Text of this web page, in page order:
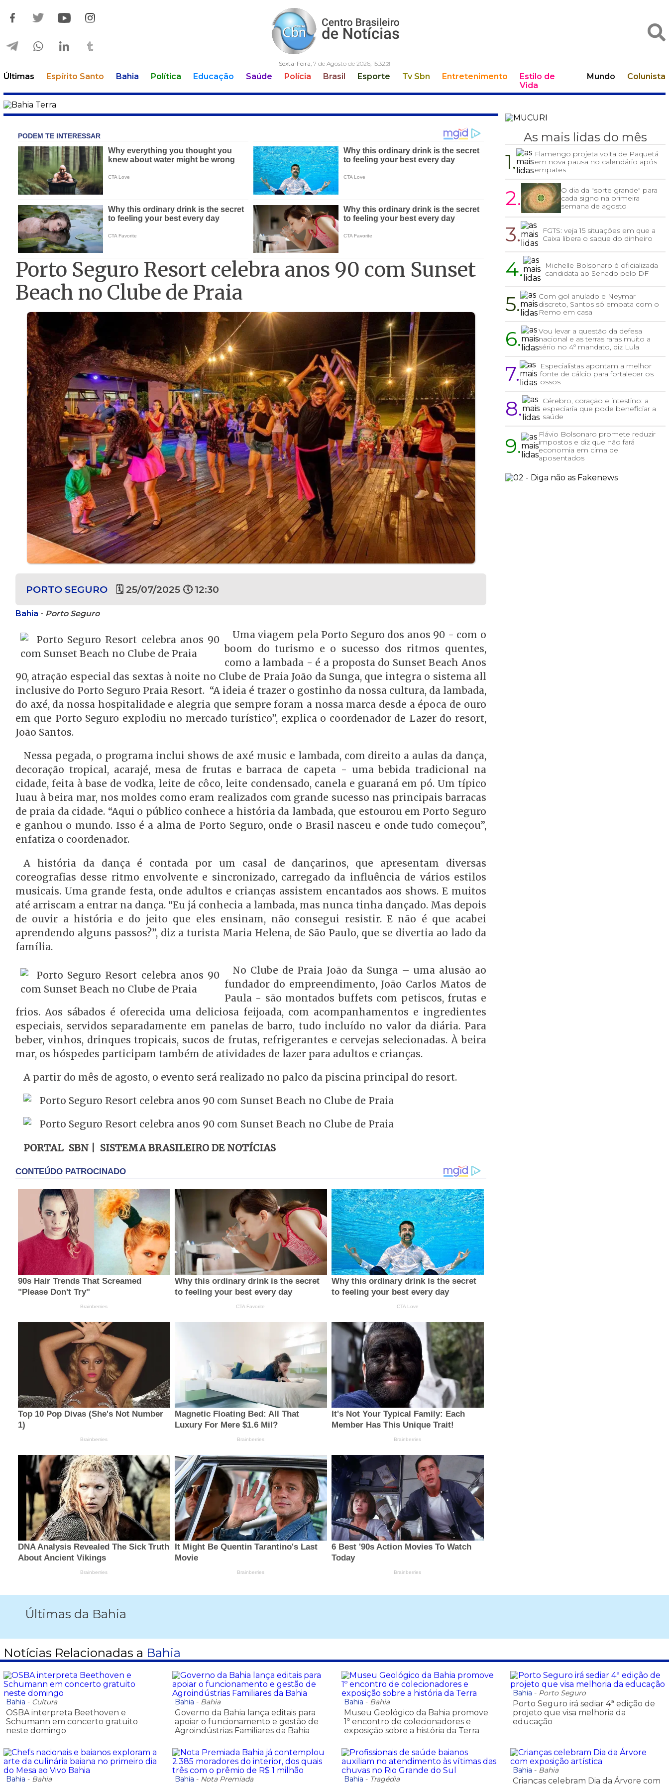
Sexta-Feira, 7 de Agosto de 2026, 15:32:22
Últimas Espírito Santo Bahia Política Educação Saúde Polícia Brasil Esporte Tv Sbn Entretenimento
Estilo de
Vida
Mundo Colunista
Porto Seguro Resort celebra anos 90 com Sunset
Beach no Clube de Praia
PORTO SEGURO 🗓 25/07/2025 🕔 12:30
Bahia - Porto Seguro
Uma viagem pela Porto Seguro dos anos 90 - com o
boom do turismo e o sucesso dos ritmos quentes,
como a lambada - é a proposta do Sunset Beach Anos
90, atração especial das sextas à noite no Clube de Praia João da Sunga, que integra o sistema all
inclusive do Porto Seguro Praia Resort. “A ideia é trazer o gostinho da nossa cultura, da lambada,
do axé, da nossa hospitalidade e alegria que sempre foram a nossa marca desde a época de ouro
em que Porto Seguro explodiu no mercado turístico”, explica o coordenador de Lazer do resort,
João Santos.
Nessa pegada, o programa inclui shows de axé music e lambada, com direito a aulas da dança,
decoração tropical, acarajé, mesa de frutas e barraca de capeta - uma bebida tradicional na
cidade, feita à base de vodka, leite de côco, leite condensado, canela e guaraná em pó. Um típico
luau à beira mar, nos moldes como eram realizados com grande sucesso nas principais barracas
de praia da cidade. “Aqui o público conhece a história da lambada, que estourou em Porto Seguro
e ganhou o mundo. Isso é a alma de Porto Seguro, onde o Brasil nasceu e onde tudo começou”,
enfatiza o coordenador.
A história da dança é contada por um casal de dançarinos, que apresentam diversas
coreografias desse ritmo envolvente e sincronizado, carregado da influência de vários estilos
musicais. Uma grande festa, onde adultos e crianças assistem encantados aos shows. E muitos
até arriscam a entrar na dança. “Eu já conhecia a lambada, mas nunca tinha dançado. Mas depois
de ouvir a história e do jeito que eles ensinam, não consegui resistir. E não é que acabei
aprendendo alguns passos?”, diz a turista Maria Helena, de São Paulo, que se divertia ao lado da
família.
No Clube de Praia João da Sunga – uma alusão ao
fundador do empreendimento, João Carlos Matos de
Paula - são montados buffets com petiscos, frutas e
frios. Aos sábados é oferecida uma deliciosa feijoada, com acompanhamentos e ingredientes
especiais, servidos separadamente em panelas de barro, tudo incluído no valor da diária. Para
beber, vinhos, drinques tropicais, sucos de frutas, refrigerantes e cervejas selecionadas. À beira
mar, os hóspedes participam também de atividades de lazer para adultos e crianças.
A partir do mês de agosto, o evento será realizado no palco da piscina principal do resort.
PORTAL SBN | SISTEMA BRASILEIRO DE NOTÍCIAS
As mais lidas do mês
1.
Flamengo projeta volta de Paquetá
em nova pausa no calendário após
empates
2.
O dia da "sorte grande" para
cada signo na primeira
semana de agosto
3.
FGTS: veja 15 situações em que a
Caixa libera o saque do dinheiro
4.
Michelle Bolsonaro é oficializada
candidata ao Senado pelo DF
5.
Com gol anulado e Neymar
discreto, Santos só empata com o
Remo em casa
6.
Vou levar a questão da defesa
nacional e as terras raras muito a
sério no 4º mandato, diz Lula
7.
Especialistas apontam a melhor
fonte de cálcio para fortalecer os
ossos
8.
Cérebro, coração e intestino: a
especiaria que pode beneficiar a
saúde
9.
Flávio Bolsonaro promete reduzir
impostos e diz que não fará
economia em cima de
aposentados
Últimas da Bahia
Notícias Relacionadas a Bahia
Bahia - Cultura
OSBA interpreta Beethoven e
Schumann em concerto gratuito
neste domingo
Bahia - Bahia
Governo da Bahia lança editais para
apoiar o funcionamento e gestão de
Agroindústrias Familiares da Bahia
Bahia - Bahia
Museu Geológico da Bahia promove
1º encontro de colecionadores e
exposição sobre a história da Terra
Bahia - Porto Seguro
Porto Seguro irá sediar 4ª edição de
projeto que visa melhoria da
educação
Bahia - Bahia Bahia - Nota Premiada Bahia - Tragédia
Bahia - Bahia
Crianças celebram Dia da Árvore com